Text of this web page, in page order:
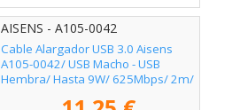
AISENS - A105-0042
Cable Alargador USB 3.0 Aisens
A105-0042/ USB Macho - USB
Hembra/ Hasta 9W/ 625Mbps/ 2m/